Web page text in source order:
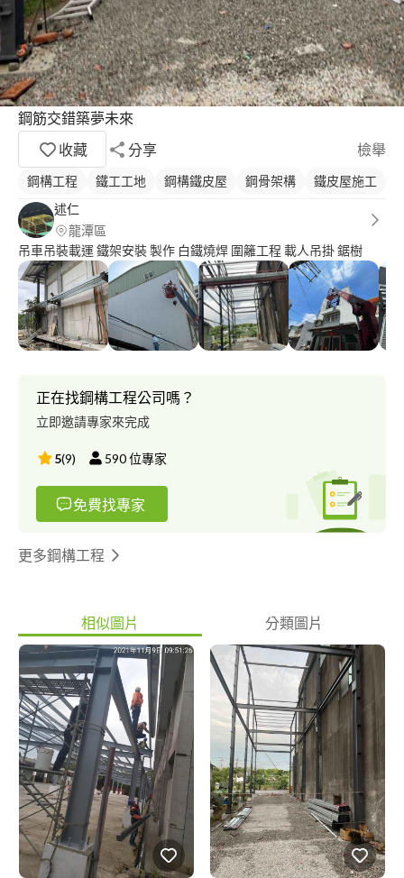
鋼筋交錯築夢未來
收藏
分享 檢舉
鋼構工程 鐵工工地 鋼構鐵皮屋 鋼骨架構
鐵皮屋施工
述仁
龍潭區
吊車吊裝載運 鐵架安裝 製作 白鐵燒焊 圍籬工程 載人吊掛 鋸樹
正在找鋼構工程公司嗎？
立即邀請專家來完成
5(9) 590位專家
免費找專家
更多鋼構工程
相似圖片 分類圖片